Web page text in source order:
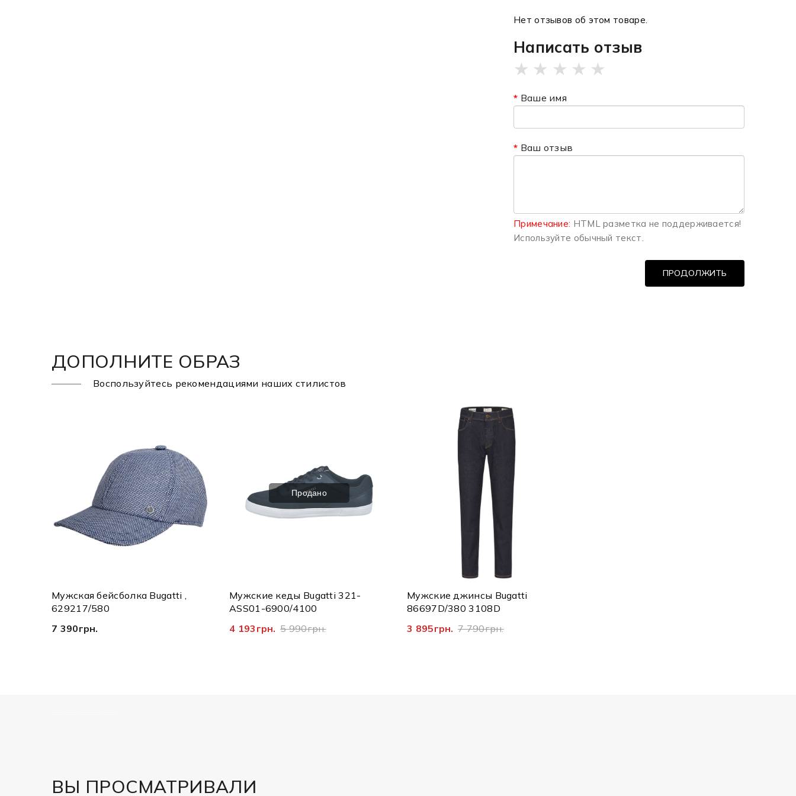
Нет отзывов об этом товаре.
Написать отзыв
★ ★ ★ ★ ★
Ваше имя
Ваш отзыв
Примечание: HTML разметка не поддерживается!
Используйте обычный текст.
ПРОДОЛЖИТЬ
ДОПОЛНИТЕ ОБРАЗ
Воспользуйтесь рекомендациями наших стилистов
Мужская бейсболка Bugatti ,
629217/580
7 390грн.
Продано
Мужские кеды Bugatti 321-
ASS01-6900/4100
4 193грн. 5 990грн.
Мужские джинсы Bugatti
86697D/380 3108D
3 895грн. 7 790грн.
ВЫ ПРОСМАТРИВАЛИ